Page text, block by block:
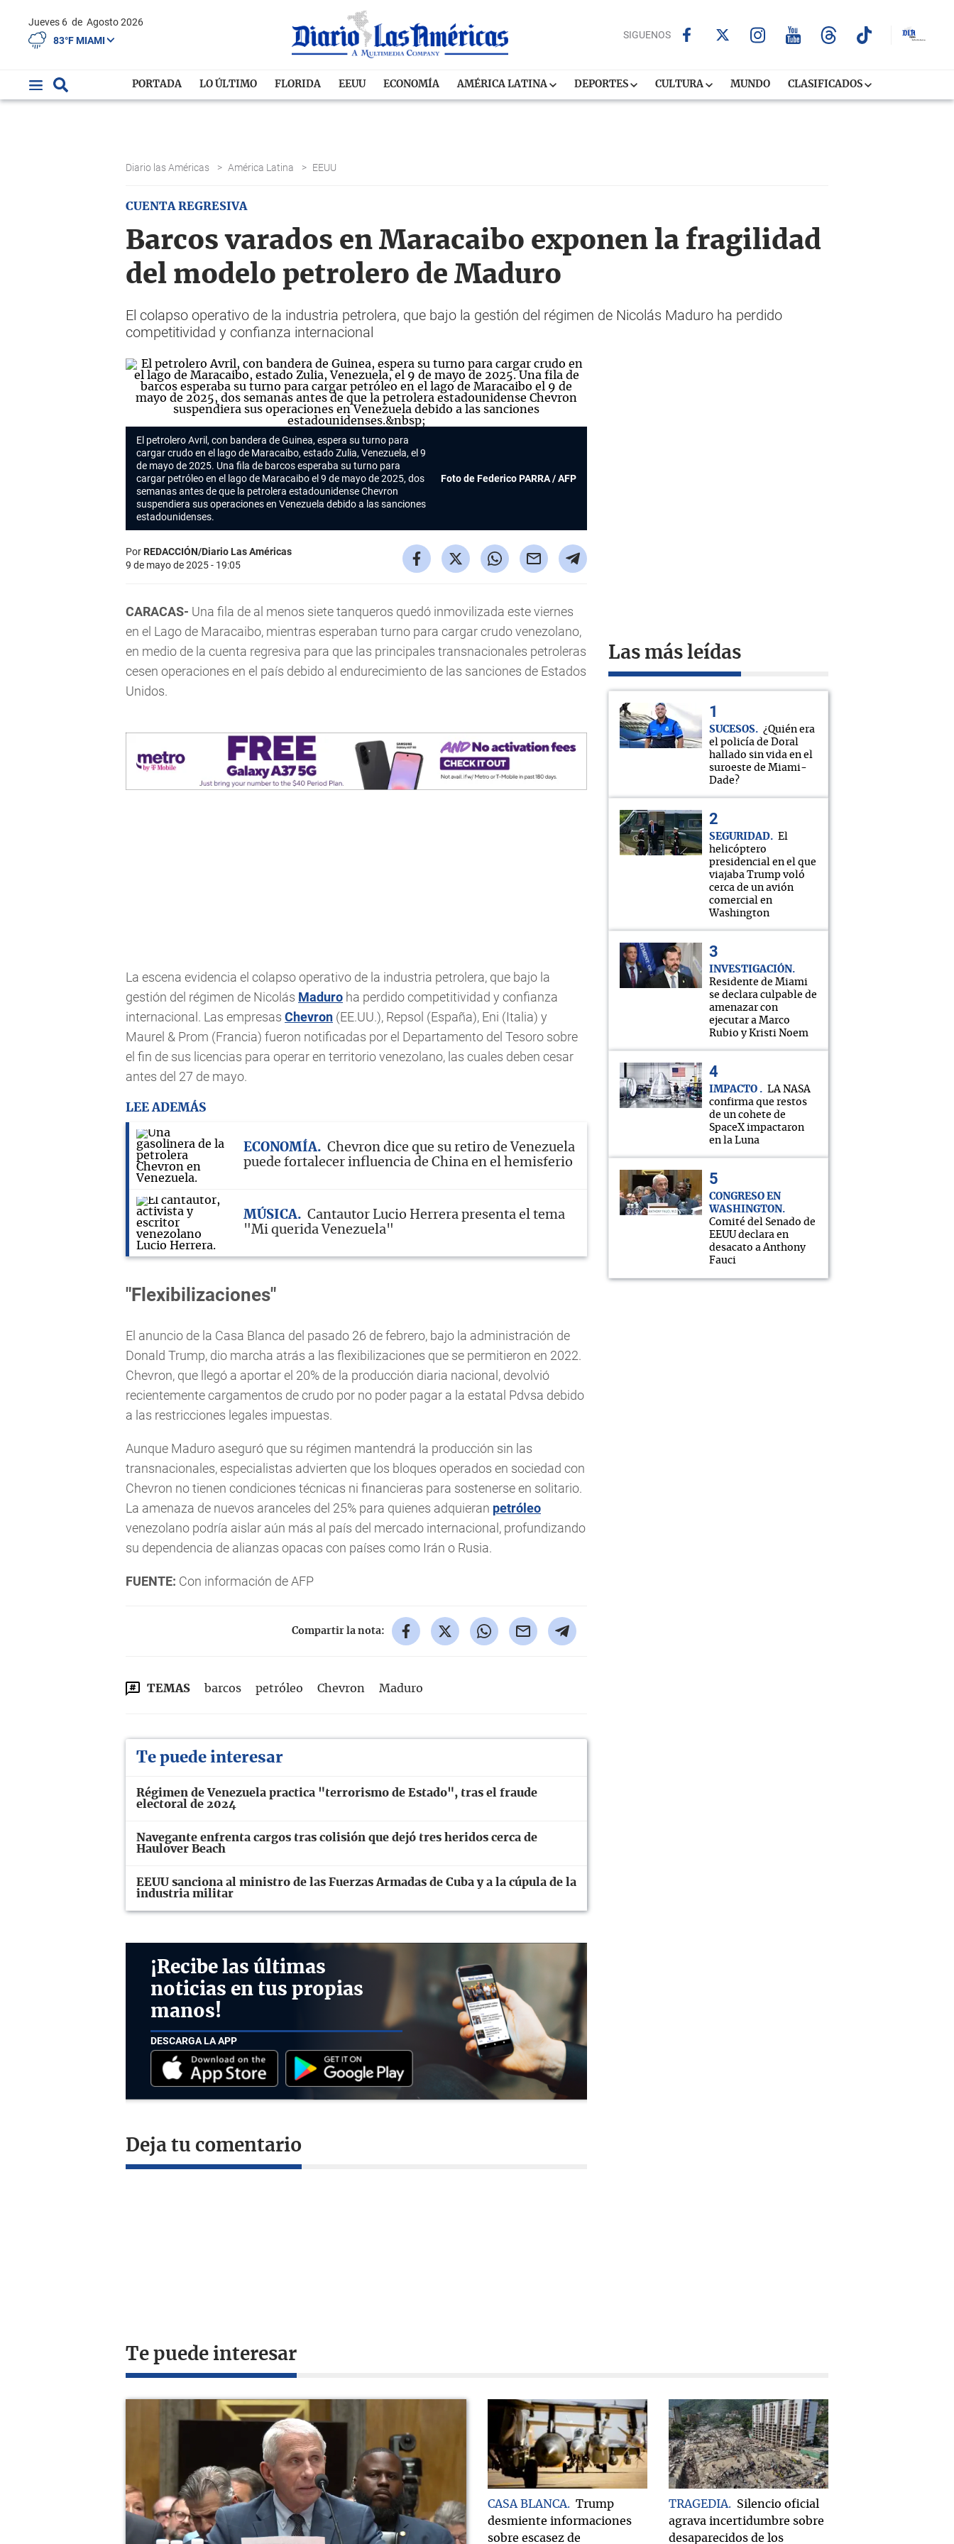
Jueves 6 de Agosto 2026
83°F MIAMI
SIGUENOS
PORTADA LO ÚLTIMO FLORIDA EEUU ECONOMÍA AMÉRICA LATINA DEPORTES CULTURA MUNDO CLASIFICADOS
Diario las Américas > América Latina > EEUU
CUENTA REGRESIVA
Barcos varados en Maracaibo exponen la fragilidad
del modelo petrolero de Maduro
El colapso operativo de la industria petrolera, que bajo la gestión del régimen de Nicolás Maduro ha perdido
competitividad y confianza internacional
El petrolero Avril, con bandera de Guinea, espera su turno para
cargar crudo en el lago de Maracaibo, estado Zulia, Venezuela, el 9
de mayo de 2025. Una fila de barcos esperaba su turno para
cargar petróleo en el lago de Maracaibo el 9 de mayo de 2025, dos
semanas antes de que la petrolera estadounidense Chevron
suspendiera sus operaciones en Venezuela debido a las sanciones
estadounidenses.
Foto de Federico PARRA / AFP
PorREDACCIÓN/Diario Las Américas
9 de mayo de 2025 - 19:05
CARACAS- Una fila de al menos siete tanqueros quedó inmovilizada este viernes
en el Lago de Maracaibo, mientras esperaban turno para cargar crudo venezolano,
en medio de la cuenta regresiva para que las principales transnacionales petroleras
cesen operaciones en el país debido al endurecimiento de las sanciones de Estados
Unidos.
La escena evidencia el colapso operativo de la industria petrolera, que bajo la
gestión del régimen de Nicolás Maduro ha perdido competitividad y confianza
internacional. Las empresas Chevron (EE.UU.), Repsol (España), Eni (Italia) y
Maurel & Prom (Francia) fueron notificadas por el Departamento del Tesoro sobre
el fin de sus licencias para operar en territorio venezolano, las cuales deben cesar
antes del 27 de mayo.
LEE ADEMÁS
ECONOMÍA
Chevron dice que su retiro de Venezuela
puede fortalecer influencia de China en el hemisferio
MÚSICA
Cantautor Lucio Herrera presenta el tema
"Mi querida Venezuela"
"Flexibilizaciones"
El anuncio de la Casa Blanca del pasado 26 de febrero, bajo la administración de
Donald Trump, dio marcha atrás a las flexibilizaciones que se permitieron en 2022.
Chevron, que llegó a aportar el 20% de la producción diaria nacional, devolvió
recientemente cargamentos de crudo por no poder pagar a la estatal Pdvsa debido
a las restricciones legales impuestas.
Aunque Maduro aseguró que su régimen mantendrá la producción sin las
transnacionales, especialistas advierten que los bloques operados en sociedad con
Chevron no tienen condiciones técnicas ni financieras para sostenerse en solitario.
La amenaza de nuevos aranceles del 25% para quienes adquieran petróleo
venezolano podría aislar aún más al país del mercado internacional, profundizando
su dependencia de alianzas opacas con países como Irán o Rusia.
FUENTE: Con información de AFP
Compartir la nota:
TEMAS barcos petróleo Chevron Maduro
Te puede interesar
Régimen de Venezuela practica "terrorismo de Estado", tras el fraude
electoral de 2024
Navegante enfrenta cargos tras colisión que dejó tres heridos cerca de
Haulover Beach
EEUU sanciona al ministro de las Fuerzas Armadas de Cuba y a la cúpula de la
industria militar
¡Recibe las últimas
noticias en tus propias
manos!
DESCARGA LA APP
Deja tu comentario
Las más leídas
SUCESOS
¿Quién era
el policía de Doral
hallado sin vida en el
suroeste de Miami-
Dade?
SEGURIDAD
El
helicóptero
presidencial en el que
viajaba Trump voló
cerca de un avión
comercial en
Washington
INVESTIGACIÓN
Residente de Miami
se declara culpable de
amenazar con
ejecutar a Marco
Rubio y Kristi Noem
IMPACTO
LA NASA
confirma que restos
de un cohete de
SpaceX impactaron
en la Luna
CONGRESO EN
WASHINGTON
Comité del Senado de
EEUU declara en
desacato a Anthony
Fauci
Te puede interesar
CASA BLANCA
Trump
desmiente informaciones
sobre escasez de
TRAGEDIA
Silencio oficial
agrava incertidumbre sobre
desaparecidos de los